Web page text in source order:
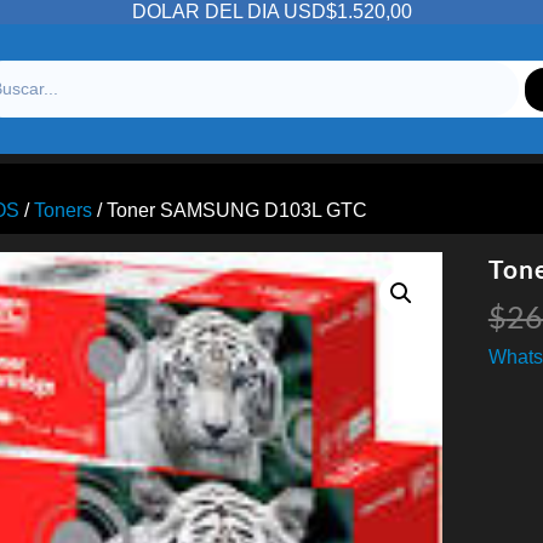
DOLAR DEL DIA USD$1.520,00
/Toners / Toner SAMSUNG D103L GTC
$